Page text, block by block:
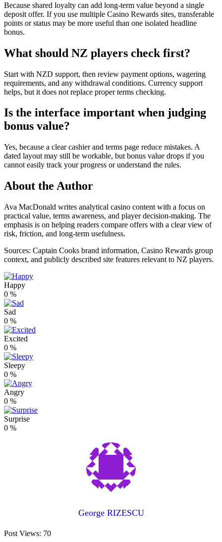
Because shared loyalty can add long-term value beyond a single
deposit offer. If you use multiple Casino Rewards sites, transferable
points or status may be more useful than one isolated headline
bonus.
What should NZ players check first?
Start with NZD support, then review payment options, wagering
requirements, and any withdrawal conditions. Currency support
helps, but it does not replace proper terms checking.
Is the interface important when judging
bonus value?
Yes, because a clear cashier and terms page reduce mistakes. A
dated layout may still be workable, but bonus value drops if you
cannot easily track your progress or understand the rules.
About the Author
Ava MacDonald writes analytical casino content with a focus on
practical value, terms awareness, and player decision-making. The
emphasis is on helping readers compare offers with a clear view of
risk, friction, and long-term usefulness.
Sources: Captain Cooks brand information, Casino Rewards group
context, and publicly described site features relevant to NZ players.
Happy
0 %
Sad
0 %
Excited
0 %
Sleepy
0 %
Angry
0 %
Surprise
0 %
George RIZESCU
Post Views: 70